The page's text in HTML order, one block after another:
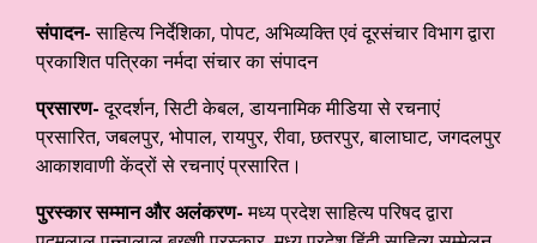
संपादन-साहित्य निर्देशिका, पोपट, अभिव्यक्ति एवं दूरसंचार विभाग द्वारा
प्रकाशित पत्रिका नर्मदा संचार का संपादन
प्रसारण-दूरदर्शन, सिटी केबल, डायनामिक मीडिया से रचनाएं
प्रसारित, जबलपुर, भोपाल, रायपुर, रीवा, छतरपुर, बालाघाट, जगदलपुर
आकाशवाणी केंद्रों से रचनाएं प्रसारित।
पुरस्कार सम्मान और अलंकरण-मध्य प्रदेश साहित्य परिषद द्वारा